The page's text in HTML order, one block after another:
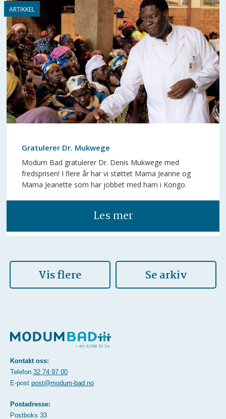
Gratulerer Dr. Mukwege
Modum Bad gratulerer Dr. Denis Mukwege med
fredsprisen! I flere år har vi støttet Mama Jeanne og
Mama Jeanette som har jobbet med ham i Kongo.
Les mer
Vis flere Se arkiv
Kontakt oss:
Telefon 32 74 97 00
E-post post@modum-bad.no
Postadresse:
Postboks 33